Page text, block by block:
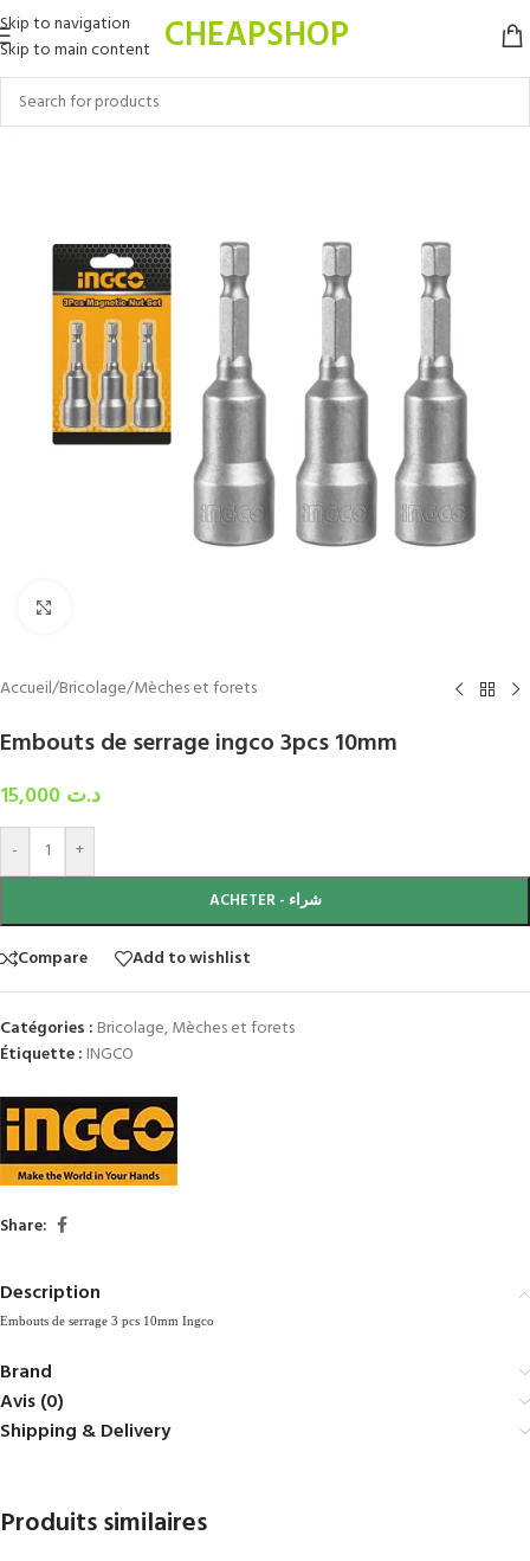
Skip to navigation
Skip to main content
CHEAPSHOP
Accueil/Bricolage/Mèches et forets
Embouts de serrage ingco 3pcs 10mm
د.ت
- +
ACHETER - شراء
Compare Add to wishlist
Catégories : Bricolage,Mèches et forets
Étiquette : INGCO
Share:
Description
Embouts de serrage 3 pcs 10mm Ingco
Brand
Avis (0)
Shipping & Delivery
Produits similaires